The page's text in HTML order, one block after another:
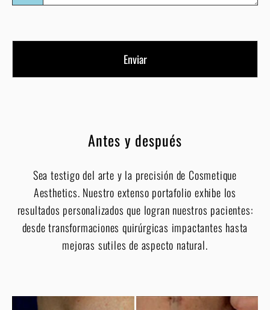
Antes y después
Sea testigo del arte y la precisión de Cosmetique
Aesthetics. Nuestro extenso portafolio exhibe los
resultados personalizados que logran nuestros pacientes:
desde transformaciones quirúrgicas impactantes hasta
mejoras sutiles de aspecto natural.